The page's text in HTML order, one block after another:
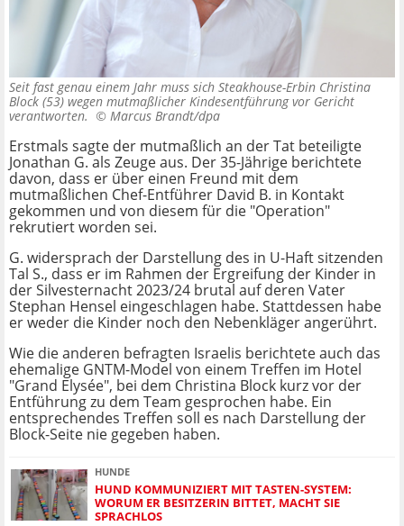
Seit fast genau einem Jahr muss sich Steakhouse-Erbin Christina
Block (53) wegen mutmaßlicher Kindesentführung vor Gericht
verantworten. © Marcus Brandt/dpa
Erstmals sagte der mutmaßlich an der Tat beteiligte
Jonathan G. als Zeuge aus. Der 35-Jährige berichtete
davon, dass er über einen Freund mit dem
mutmaßlichen Chef-Entführer David B. in Kontakt
gekommen und von diesem für die "Operation"
rekrutiert worden sei.
G. widersprach der Darstellung des in U-Haft sitzenden
Tal S., dass er im Rahmen der Ergreifung der Kinder in
der Silvesternacht 2023/24 brutal auf deren Vater
Stephan Hensel eingeschlagen habe. Stattdessen habe
er weder die Kinder noch den Nebenkläger angerührt.
Wie die anderen befragten Israelis berichtete auch das
ehemalige GNTM-Model von einem Treffen im Hotel
"Grand Elysée", bei dem Christina Block kurz vor der
Entführung zu dem Team gesprochen habe. Ein
entsprechendes Treffen soll es nach Darstellung der
Block-Seite nie gegeben haben.
HUNDE
HUND KOMMUNIZIERT MIT TASTEN-SYSTEM:
WORUM ER BESITZERIN BITTET, MACHT SIE
SPRACHLOS